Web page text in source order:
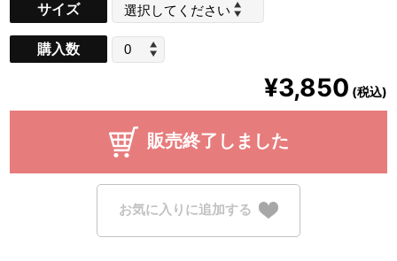
サイズ
購入数
¥3,850 (税込)
販売終了しました
お気に入りに追加する